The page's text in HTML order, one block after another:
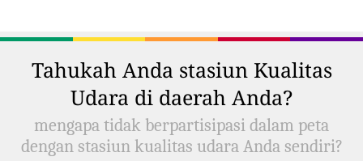
Tahukah Anda stasiun Kualitas
Udara di daerah Anda?
mengapa tidak berpartisipasi dalam peta
dengan stasiun kualitas udara Anda sendiri?